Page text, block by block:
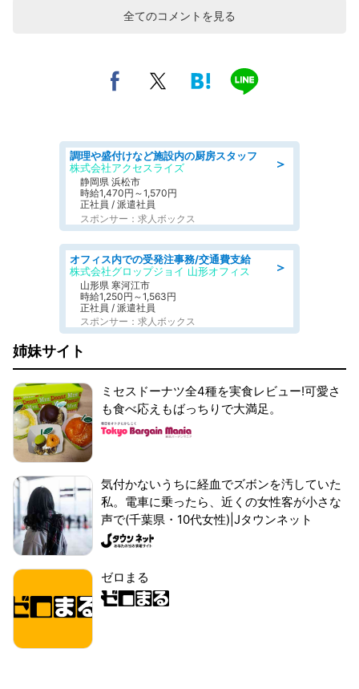
全てのコメントを見る
＞
調理や盛付けなど施設内の厨房スタッフ
株式会社アクセスライズ
静岡県 浜松市
時給1,470円～1,570円
正社員 / 派遣社員
スポンサー：求人ボックス
＞
オフィス内での受発注事務/交通費支給
株式会社グロップジョイ 山形オフィス
山形県 寒河江市
時給1,250円～1,563円
正社員 / 派遣社員
スポンサー：求人ボックス
姉妹サイト
ミセスドーナツ全4種を実食レビュー!可愛さ
も食べ応えもばっちりで大満足。
気付かないうちに経血でズボンを汚していた
私。電車に乗ったら、近くの女性客が小さな
声で(千葉県・10代女性)|Jタウンネット
ゼロまる